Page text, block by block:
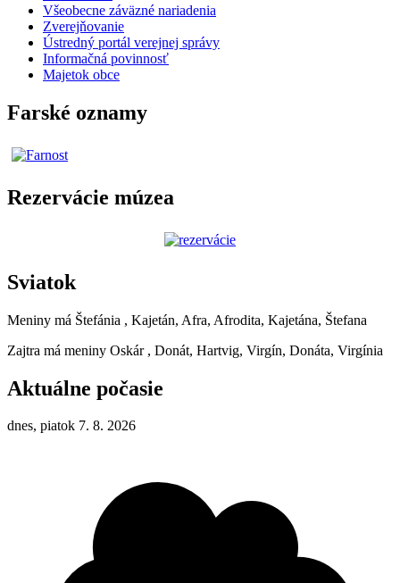
Všeobecne záväzné nariadenia
Zverejňovanie
Ústredný portál verejnej správy
Informačná povinnosť
Majetok obce
Farské oznamy
Rezervácie múzea
Sviatok
Meniny má Štefánia , Kajetán, Afra, Afrodita, Kajetána, Štefana
Zajtra má meniny Oskár , Donát, Hartvig, Virgín, Donáta, Virgínia
Aktuálne počasie
dnes, piatok 7. 8. 2026